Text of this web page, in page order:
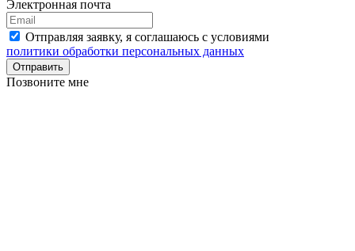
Электронная почта
Отправляя заявку, я соглашаюсь с условиями
политики обработки персональных данных
Отправить
Позвоните мне